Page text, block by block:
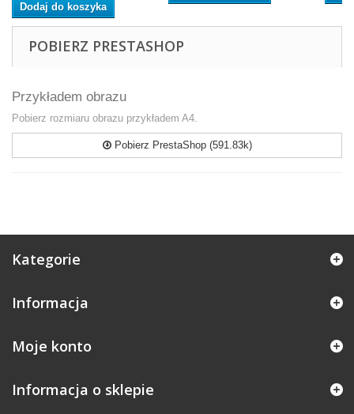
Dodaj do koszyka
POBIERZ PRESTASHOP
Przykładem obrazu
Pobierz rozmiaru obrazu przykładem A4.
Pobierz PrestaShop (591.83k)
Kategorie
Informacja
Moje konto
Informacja o sklepie